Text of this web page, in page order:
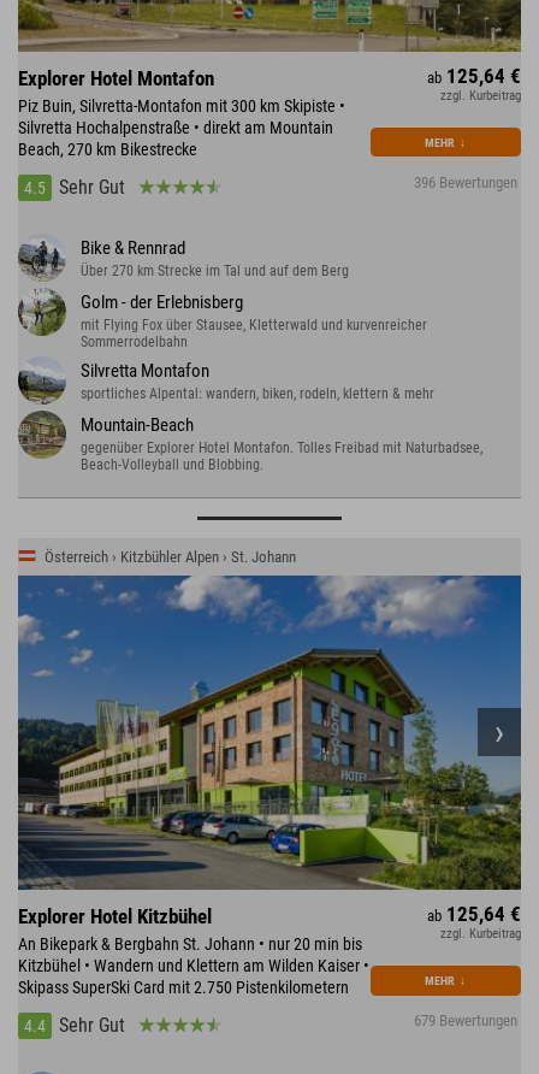
Explorer Hotel Montafon
Piz Buin, Silvretta-Montafon mit 300 km Skipiste •
Silvretta Hochalpenstraße • direkt am Mountain
Beach, 270 km Bikestrecke
4.5
Sehr Gut 396 Bewertungen
ab 125,64 €
zzgl. Kurbeitrag
MEHR ↓
Bike & Rennrad
Über 270 km Strecke im Tal und auf dem Berg
Golm - der Erlebnisberg
mit Flying Fox über Stausee, Kletterwald und kurvenreicher
Sommerrodelbahn
Silvretta Montafon
sportliches Alpental: wandern, biken, rodeln, klettern & mehr
Mountain-Beach
gegenüber Explorer Hotel Montafon. Tolles Freibad mit Naturbadsee,
Beach-Volleyball und Blobbing.
Österreich › Kitzbühler Alpen › St. Johann
Explorer Hotel Kitzbühel
An Bikepark & Bergbahn St. Johann • nur 20 min bis
Kitzbühel • Wandern und Klettern am Wilden Kaiser •
Skipass SuperSki Card mit 2.750 Pistenkilometern
4.4
Sehr Gut 679 Bewertungen
ab 125,64 €
zzgl. Kurbeitrag
MEHR ↓